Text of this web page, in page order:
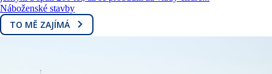
Náboženské stavby
TO MĚ ZAJÍMÁ